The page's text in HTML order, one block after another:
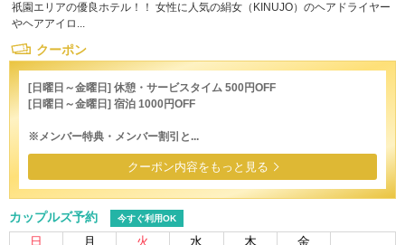
祇園エリアの優良ホテル！！ 女性に人気の絹女（KINUJO）のヘアドライヤー
やヘアアイロ...
クーポン
[日曜日～金曜日] 休憩・サービスタイム 500円OFF
[日曜日～金曜日] 宿泊 1000円OFF
※メンバー特典・メンバー割引と...
クーポン内容をもっと見る
カップルズ予約 今すぐ利用OK
日 月 火 水 木 金